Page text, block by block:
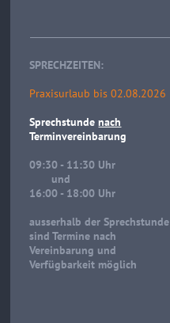
SPRECHZEITEN:
Praxisurlaub bis 02.08.2026
Sprechstundenach
Terminvereinbarung
09:30 - 11:30 Uhr
und
16:00 - 18:00 Uhr
ausserhalb der Sprechstunde
sind Termine nach
Vereinbarung und
Verfügbarkeit möglich